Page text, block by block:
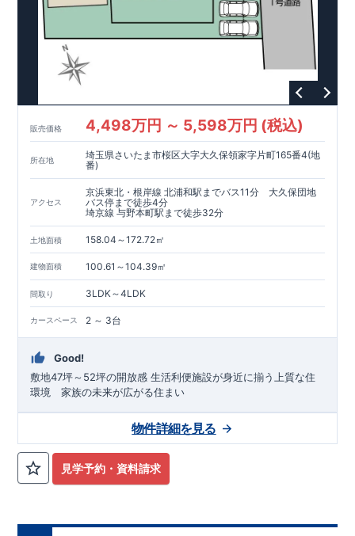
販売価格 4,498万円 ～ 5,598万円 (税込)
所在地
埼玉県さいたま市桜区大字大久保領家字片町165番4(地
番)
アクセス
京浜東北・根岸線 北浦和駅までバス11分 大久保団地
バス停まで徒歩4分
埼京線 与野本町駅まで徒歩32分
土地面積 158.04～172.72㎡
建物面積 100.61～104.39㎡
間取り 3LDK～4LDK
カースペース 2 ～ 3台
Good!
敷地47坪～52坪の開放感 生活利便施設が身近に揃う上質な住
環境 家族の未来が広がる住まい
見学予約・資料請求
物件詳細を見る